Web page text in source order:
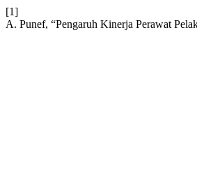
[1]
A. Punef, “Pengaruh Kinerja Perawat